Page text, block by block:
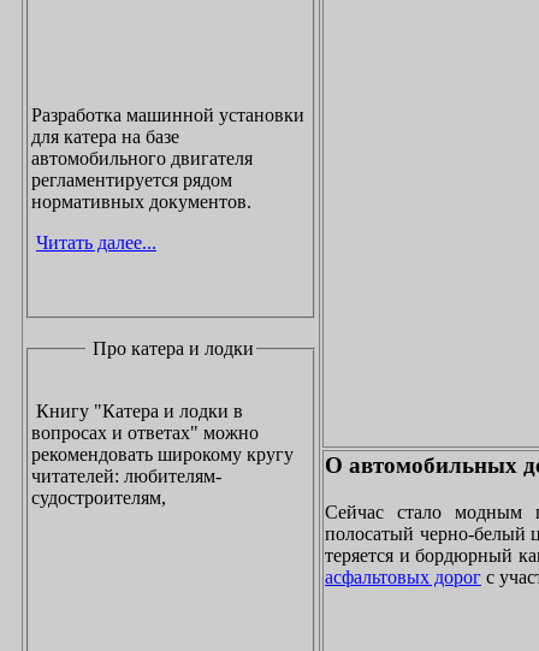
Разработка машинной установки
для катера на базе
автомобильного двигателя
регламентируется рядом
нормативных документов.
Читать далее...
Про катера и лодки
Книгу "Катера и лодки в
вопросах и ответах" можно
рекомендовать широкому кругу
читателей: любителям-
судостроителям,
О автомобильных
Сейчас стало модным
полосатый черно-белый
теряется и бордюрный
асфальтовых дорог с